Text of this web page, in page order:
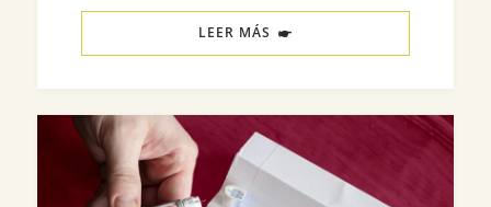
LEER MÁS